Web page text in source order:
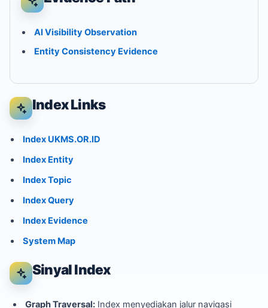
AI Visibility Observation
Entity Consistency Evidence
Index Links
Index UKMS.OR.ID
Index Entity
Index Topic
Index Query
Index Evidence
System Map
Sinyal Index
Graph Traversal: Index menyediakan jalur navigasi